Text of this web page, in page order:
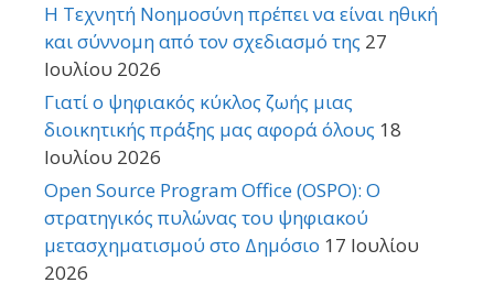
Η Τεχνητή Νοημοσύνη πρέπει να είναι ηθική
και σύννομη από τον σχεδιασμό της 27
Ιουλίου 2026
Γιατί ο ψηφιακός κύκλος ζωής μιας
διοικητικής πράξης μας αφορά όλους 18
Ιουλίου 2026
Open Source Program Office (OSPO): Ο
στρατηγικός πυλώνας του ψηφιακού
μετασχηματισμού στο Δημόσιο 17 Ιουλίου
2026